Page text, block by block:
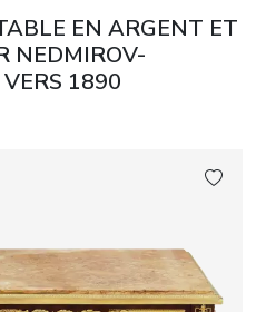
EN ARGENT ET
NEDMIROV-
1890